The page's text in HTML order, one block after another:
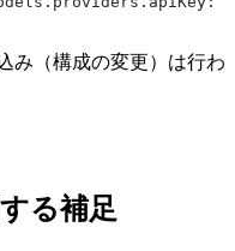
み（構成の変更）は行わ
る補足